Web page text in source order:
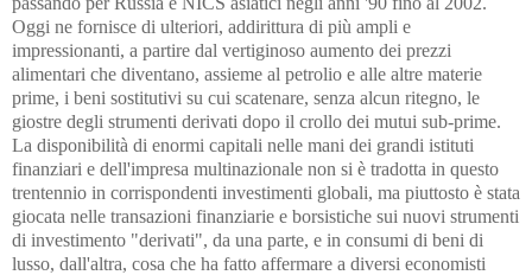
Oggi ne fornisce di ulteriori, addirittura di più ampli e
impressionanti, a partire dal vertiginoso aumento dei prezzi
alimentari che diventano, assieme al petrolio e alle altre materie
prime, i beni sostitutivi su cui scatenare, senza alcun ritegno, le
giostre degli strumenti derivati dopo il crollo dei mutui sub-prime.
La disponibilità di enormi capitali nelle mani dei grandi istituti
finanziari e dell'impresa multinazionale non si è tradotta in questo
trentennio in corrispondenti investimenti globali, ma piuttosto è stata
giocata nelle transazioni finanziarie e borsistiche sui nuovi strumenti
di investimento "derivati", da una parte, e in consumi di beni di
lusso, dall'altra, cosa che ha fatto affermare a diversi economisti